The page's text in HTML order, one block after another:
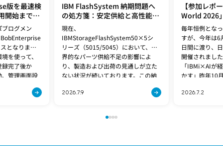
版を最速検
開始までの
トを解説
ログメン
となりまし
を使って、
録完了後か
管理画面設
IBM FlashSystem 納期問題へ
の処方箋：安定供給と高性能を
両立する「FlashSystem
5600」への移行提案
現在、
IBMStorageFlashSystem50×5シ
リーズ（5015/5045）において、世
界的なパーツ供給不足の影響によ
り、製造および出荷の見通しが立た
ない状況が続いております。この納
2026.7.9
【参加レポ
World 2026
毎年恒例とな
すが、今年は
日間に渡り、
開催されまし
「IBMi×AIが
かす」昨年10
2026.7.2